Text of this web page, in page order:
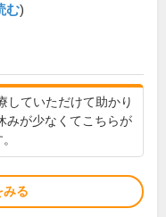
む)
していただけて助かり
みが少なくてこちらが
みる